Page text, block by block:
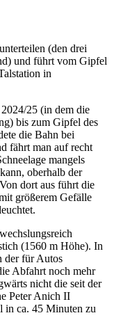
(den drei
und führt vom Gipfel
in
25 (in dem die
bis zum Gipfel des
die Bahn bei
fährt man auf recht
mangels
oberhalb der
dort aus führt die
größerem Gefälle
(1560 m Höhe). In
der für Autos
Abfahrt noch mehr
nicht die seit der
Peter Anich II
in ca. 45 Minuten zu